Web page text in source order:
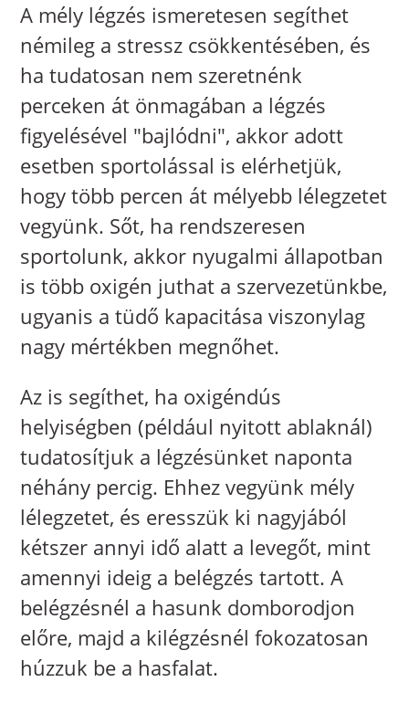
A mély légzés ismeretesen segíthet
némileg a stressz csökkentésében, és
ha tudatosan nem szeretnénk
perceken át önmagában a légzés
figyelésével "bajlódni", akkor adott
esetben sportolással is elérhetjük,
hogy több percen át mélyebb lélegzetet
vegyünk. Sőt, ha rendszeresen
sportolunk, akkor nyugalmi állapotban
is több oxigén juthat a szervezetünkbe,
ugyanis a tüdő kapacitása viszonylag
nagy mértékben megnőhet.
Az is segíthet, ha oxigéndús
helyiségben (például nyitott ablaknál)
tudatosítjuk a légzésünket naponta
néhány percig. Ehhez vegyünk mély
lélegzetet, és eresszük ki nagyjából
kétszer annyi idő alatt a levegőt, mint
amennyi ideig a belégzés tartott. A
belégzésnél a hasunk domborodjon
előre, majd a kilégzésnél fokozatosan
húzzuk be a hasfalat.